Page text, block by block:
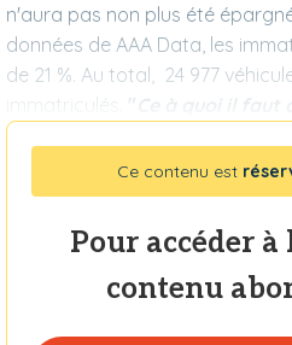
n'aura pas non plus été
données de AAA Data, les
de 21 %. Au total, 24 977
immatriculés. " Ce à quoi il faut
Ce contenu est
Pour accéder
contenu